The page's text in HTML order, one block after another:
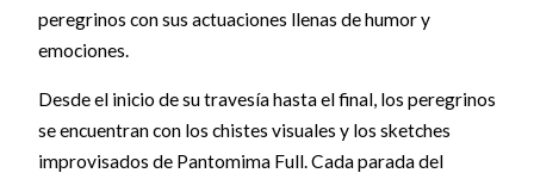
peregrinos con sus actuaciones llenas de humor y
emociones.
Desde el inicio de su travesía hasta el final, los peregrinos
se encuentran con los chistes visuales y los sketches
improvisados de Pantomima Full. Cada parada del